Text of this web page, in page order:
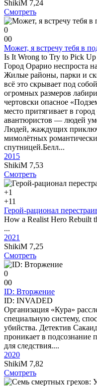
ShikiM 7,24
Смотреть
0
00
Может, я встречу тебя в
Is It Wrong to Try to Pick
Город Орарио неспроста
Жилые районы, парки и
всё это скрывает под
огромных размеров
чертовски опасное
место притягивает в
авантюристов — людей
Людей, жаждущих
мимолётных
спутницей.Белл...
2015
ShikiM 7,53
Смотреть
+1
+11
Герой-рационал
How a Realist Hero Rebuilt
...
2021
ShikiM 7,25
Смотреть
0
00
ID: Вторжение
ID: INVADED
Организация «Кура»
специальную систему,
убийства. Детектив
проникает в подсознание
для следствия....
2020
ShikiM 7,82
Смотреть